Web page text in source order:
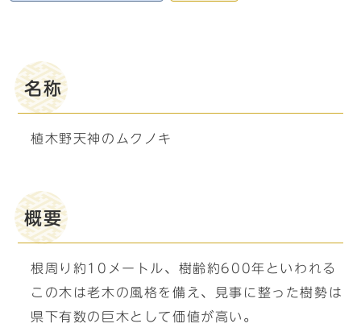
名称
植木野天神のムクノキ
概要
根周り約10メートル、樹齢約600年といわれる
この木は老木の風格を備え、見事に整った樹勢は
県下有数の巨木として価値が高い。